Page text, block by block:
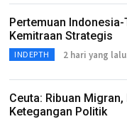
Pertemuan
Kemitraan Strategis
INDEPTH 2 hari yang
Ceuta: Ribuan
Ketegangan Politik